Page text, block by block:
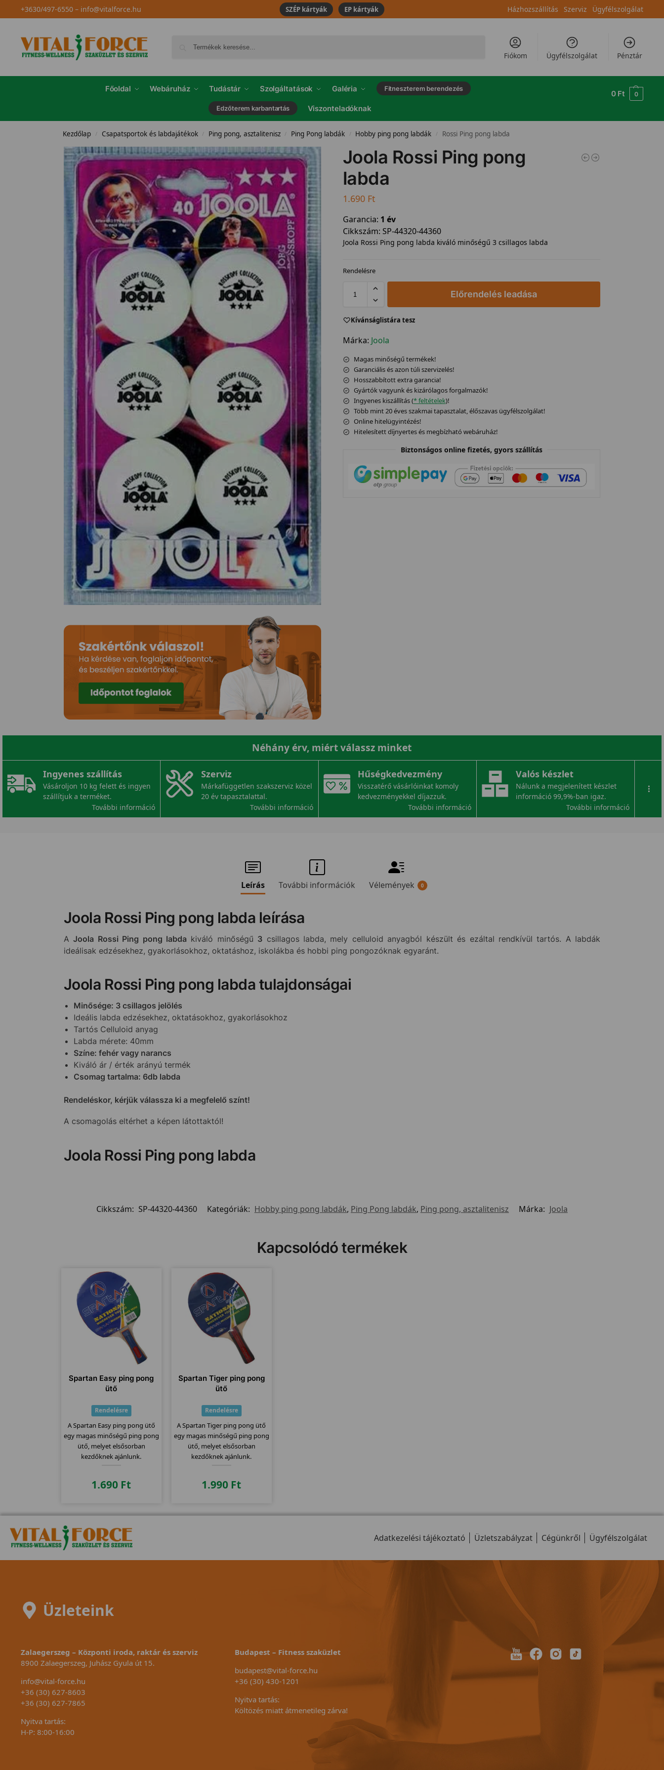
+3630/497-6550– info@vitalforce.hu SZÉP kártyák EP kártyák Házhozszállítás Szerviz Ügyfélszolgálat
Fiókom Ügyfélszolgálat Pénztár
Főoldal Webáruház Tudástár Szolgáltatások Galéria Fitneszterem berendezés
Edzőterem karbantartás Viszonteladóknak
0 Ft 0
Kezdőlap / Csapatsportok és labdajátékok / Ping pong, asztalitenisz / Ping Pong labdák / Hobby ping pong labdák / Rossi Ping pong labda
Joola Rossi Ping pong
labda
1.690 Ft
Garancia: 1 év
Cikkszám: SP-44320-44360
Joola Rossi Ping pong labda kiváló minőségű 3 csillagos labda
Rendelésre
Előrendelés leadása
Kívánságlistára tesz
Márka: Joola
Magas minőségű termékek!
Garanciális és azon túli szervizelés!
Hosszabbított extra garancia!
Gyártók vagyunk és kizárólagos forgalmazók!
Ingyenes kiszállítás (* feltételek)!
Több mint 20 éves szakmai tapasztalat, élőszavas ügyfélszolgálat!
Online hitelügyintézés!
Hitelesített díjnyertes és megbízható webáruház!
Biztonságos online fizetés, gyors szállítás
Néhány érv, miért válassz minket
Ingyenes szállítás
Vásároljon 10 kg felett és ingyen
szállítjuk a terméket.
További információ
Szerviz
Márkafüggetlen szakszerviz közel
20 év tapasztalattal.
További információ
Hűségkedvezmény
Visszatérő vásárlóinkat komoly
kedvezményekkel díjazzuk.
További információ
Valós készlet
Nálunk a megjelenített készlet
információ 99,9%-ban igaz.
További információ
...
Leírás További információk Vélemények 0
Joola Rossi Ping pong labda leírása
AJoola Rossi Ping pong labda kiváló minőségű 3 csillagos labda, mely celluloid anyagból készült és ezáltal rendkívül tartós. A labdák
ideálisak edzésekhez, gyakorlásokhoz, oktatáshoz, iskolákba és hobbi ping pongozóknak egyaránt.
Joola Rossi Ping pong labda tulajdonságai
Minősége: 3 csillagos jelölés
Ideális labda edzésekhez, oktatásokhoz, gyakorlásokhoz
Tartós Celluloid anyag
Labda mérete: 40mm
Színe: fehér vagy narancs
Kiváló ár / érték arányú termék
Csomag tartalma: 6db labda
Rendeléskor, kérjük válassza ki a megfelelő színt!
A csomagolás eltérhet a képen látottaktól!
Joola Rossi Ping pong labda
Cikkszám: SP-44320-44360 Kategóriák: Hobby ping pong labdák, Ping Pong labdák, Ping pong, asztalitenisz Márka: Joola
Kapcsolódó termékek
Spartan Easy ping pong
ütő
Rendelésre
A Spartan Easy ping pong ütő
egy magas minőségű ping pong
ütő, melyet elsősorban
kezdőknek ajánlunk.
1.690 Ft
Spartan Tiger ping pong
ütő
Rendelésre
A Spartan Tiger ping pong ütő
egy magas minőségű ping pong
ütő, melyet elsősorban
kezdőknek ajánlunk.
1.990 Ft
Adatkezelési tájékoztató Üzletszabályzat Cégünkről Ügyfélszolgálat
Üzleteink
Zalaegerszeg – Központi iroda, raktár és szerviz
8900 Zalaegerszeg, Juhász Gyula út 15.
info@vital-force.hu
+36 (30) 627-8603
+36 (30) 627-7865
Nyitva tartás:
H-P: 8:00-16:00
Budapest – Fitness szaküzlet
budapest@vital-force.hu
+36 (30) 430-1201
Nyitva tartás:
Költözés miatt átmenetileg zárva!